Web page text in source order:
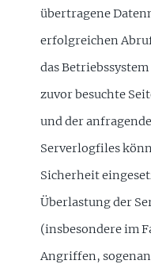
übertragene
erfolgreichen
das
zuvor besuchte
und der
Serverlogfiles
Sicherheit
Überlastung der
(insbesondere im
Angriffen,